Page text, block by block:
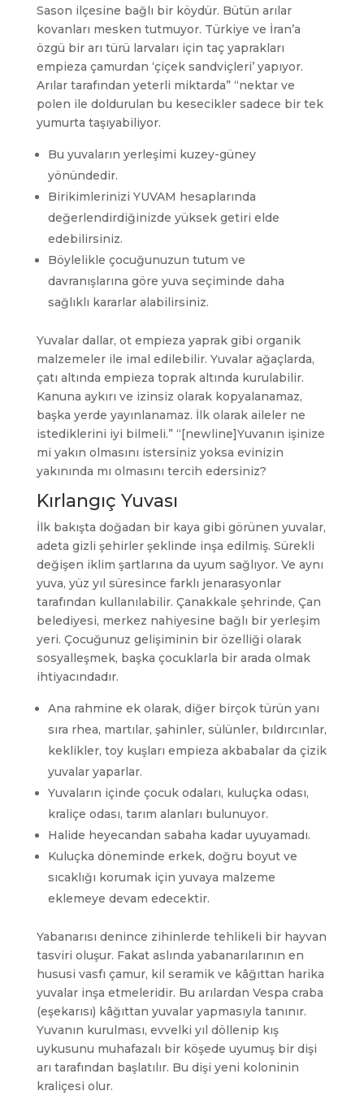
Sason ilçesine bağlı bir köydür. Bütün arılar
kovanları mesken tutmuyor. Türkiye ve İran’a
özgü bir arı türü larvaları için taç yaprakları
empieza çamurdan ‘çiçek sandviçleri’ yapıyor.
Arılar tarafından yeterli miktarda” “nektar ve
polen ile doldurulan bu kesecikler sadece bir tek
yumurta taşıyabiliyor.
Bu yuvaların yerleşimi kuzey-güney
yönündedir.
Birikimlerinizi YUVAM hesaplarında
değerlendirdiğinizde yüksek getiri elde
edebilirsiniz.
Böylelikle çocuğunuzun tutum ve
davranışlarına göre yuva seçiminde daha
sağlıklı kararlar alabilirsiniz.
Yuvalar dallar, ot empieza yaprak gibi organik
malzemeler ile imal edilebilir. Yuvalar ağaçlarda,
çatı altında empieza toprak altında kurulabilir.
Kanuna aykırı ve izinsiz olarak kopyalanamaz,
başka yerde yayınlanamaz. İlk olarak aileler ne
istediklerini iyi bilmeli.” “[newline]Yuvanın işinize
mi yakın olmasını istersiniz yoksa evinizin
yakınında mı olmasını tercih edersiniz?
Kırlangıç Yuvası
İlk bakışta doğadan bir kaya gibi görünen yuvalar,
adeta gizli şehirler şeklinde inşa edilmiş. Sürekli
değişen iklim şartlarına da uyum sağlıyor. Ve aynı
yuva, yüz yıl süresince farklı jenarasyonlar
tarafından kullanılabilir. Çanakkale şehrinde, Çan
belediyesi, merkez nahiyesine bağlı bir yerleşim
yeri. Çocuğunuz gelişiminin bir özelliği olarak
sosyalleşmek, başka çocuklarla bir arada olmak
ihtiyacındadır.
Ana rahmine ek olarak, diğer birçok türün yanı
sıra rhea, martılar, şahinler, sülünler, bıldırcınlar,
keklikler, toy kuşları empieza akbabalar da çizik
yuvalar yaparlar.
Yuvaların içinde çocuk odaları, kuluçka odası,
kraliçe odası, tarım alanları bulunuyor.
Halide heyecandan sabaha kadar uyuyamadı.
Kuluçka döneminde erkek, doğru boyut ve
sıcaklığı korumak için yuvaya malzeme
eklemeye devam edecektir.
Yabanarısı denince zihinlerde tehlikeli bir hayvan
tasviri oluşur. Fakat aslında yabanarılarının en
hususi vasfı çamur, kil seramik ve kâğıttan harika
yuvalar inşa etmeleridir. Bu arılardan Vespa craba
(eşekarısı) kâğıttan yuvalar yapmasıyla tanınır.
Yuvanın kurulması, evvelki yıl döllenip kış
uykusunu muhafazalı bir köşede uyumuş bir dişi
arı tarafından başlatılır. Bu dişi yeni koloninin
kraliçesi olur.